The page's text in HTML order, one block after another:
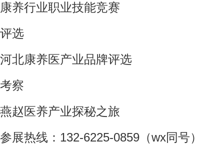
康养行业职业技能竞赛
评选
河北康养医产业品牌评选
考察
燕赵医养产业探秘之旅
参展热线：132-6225-0859（wx同号）